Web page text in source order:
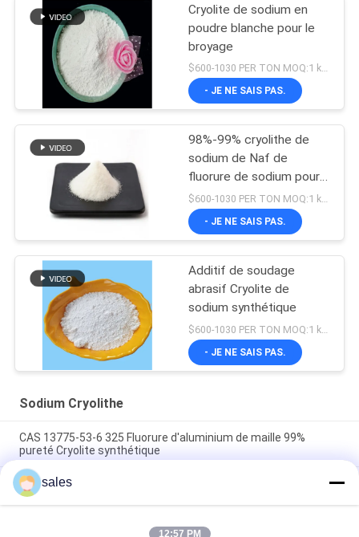
Cryolite de sodium en
poudre blanche pour le
broyage
$600-1030 PER TON MOQ:1 kg ou plus
- JE NE SAIS PAS.
98%-99% cryolithe de
sodium de Naf de
fluorure de sodium pour
l'électrolyse en aluminium$600-1030 PER TON MOQ:1 kg ou plus
- JE NE SAIS PAS.
Additif de soudage
abrasif Cryolite de
sodium synthétique
- JE NE SAIS PAS.
Sodium Cryolithe
CAS 13775-53-6 325 Fluorure d'aluminium de maille 99%
pureté Cryolite synthétique
Plus de catégorie 1000 industrielle de Mesh Sodium Cryolite
CAS 13775-53-6
Poids moléculaire 209,94 Cryolite de sodium Composé
sales
12:57 PM